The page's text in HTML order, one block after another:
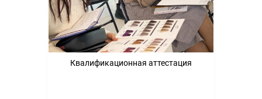
Квалификационная аттестация